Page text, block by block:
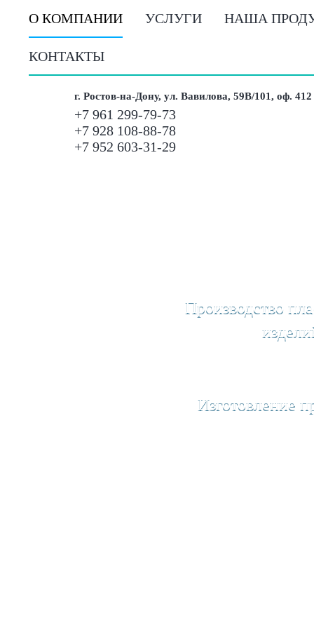
О КОМПАНИИ УСЛУГИ НАША
КОНТАКТЫ
г. Ростов-на-Дону, ул. Вавилова, 59В/101, оф. 412
+7 961 299-79-73
+7 928 108-88-78
+7 952 603-31-29
Производство
Изготовление